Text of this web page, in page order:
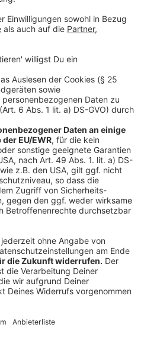
Platform
Max hat Nelson Müller
gemacht. Wie? Das seht
Kalbsrücken in vier dünne
Die Scheiben zwischen
mit einem Plattiereisen
und Pfeffer würzen. Die
zunächst von beiden Seiten
durch das Ei ziehen und
panieren. Dabei das
andrücken.
etwa 3 Minuten, dabei
mit der Pfanne
wenn die Panade
Vor dem Servieren die